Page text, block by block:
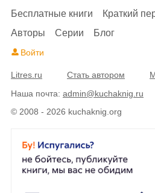
© 2008 - 2026 kuchaknig.org
Бесплатные книги
Краткий
Авторы
Серии Блог
Войти
Litres.ru Стать автором
Наша почта: admin@kuchaknig.ru